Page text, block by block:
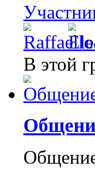
В этой